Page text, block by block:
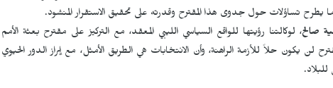
تساؤلات حول جدوى هذا المقترح وقدرته على تحقيق الاستقرار المنشود.
صالح، لوكالتنا رؤيتها للواقع السياسي الليبي المعقد، مع التركيز على مقترح بعثة الأمم
لن يكون حلاً للأزمة الراهنة، وأن الانتخابات هي الطريق الأمثل، مع إبراز الدور الحيوي
للبلاد.